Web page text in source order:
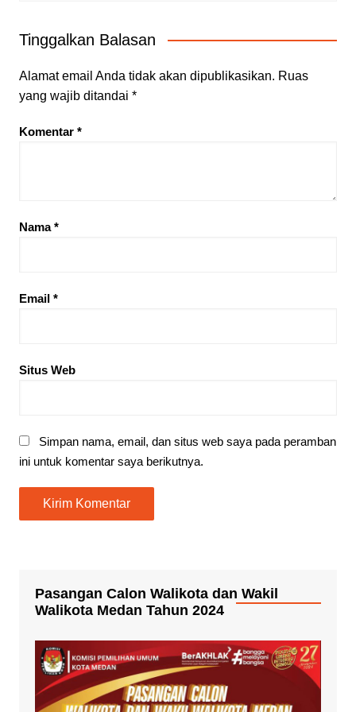
Tinggalkan Balasan
Alamat email Anda tidak akan dipublikasikan. Ruas
yang wajib ditandai *
Komentar *
Nama*
Email *
Situs Web
Simpan nama, email, dan situs web saya pada peramban
ini untuk komentar saya berikutnya.
Pasangan Calon Walikota dan Wakil
Walikota Medan Tahun 2024